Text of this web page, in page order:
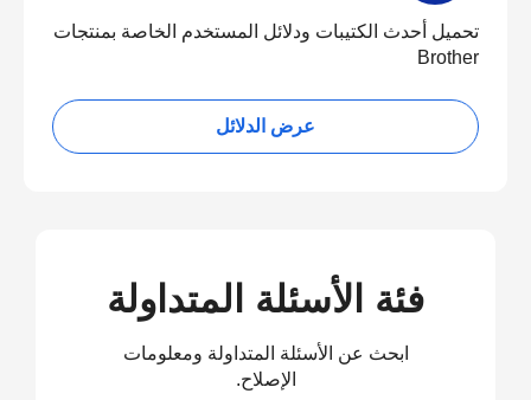
تحميل أحدث الكتيبات ودلائل المستخدم الخاصة بمنتجات
Brother
عرض الدلائل
فئة الأسئلة المتداولة
ابحث عن الأسئلة المتداولة ومعلومات
الإصلاح.